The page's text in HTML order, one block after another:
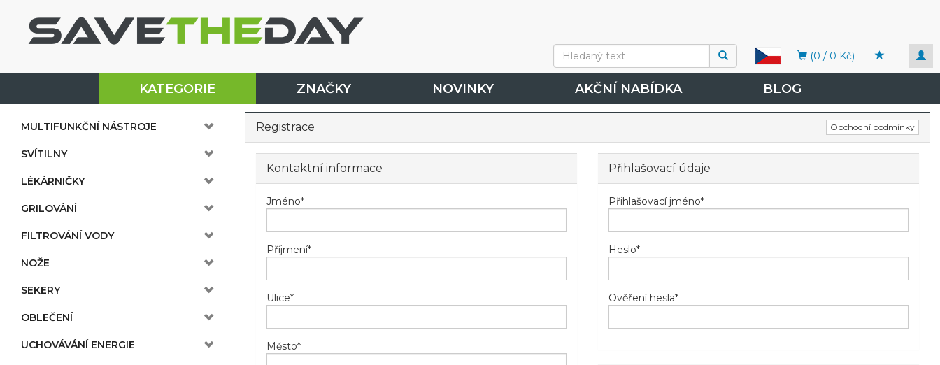
(0 / 0 Kč)
KATEGORIE ZNAČKY NOVINKY AKČNÍ NABÍDKA BLOG
MULTIFUNKČNÍ NÁSTROJE
SVÍTILNY
LÉKÁRNIČKY
GRILOVÁNÍ
FILTROVÁNÍ VODY
NOŽE
SEKERY
OBLEČENÍ
UCHOVÁVÁNÍ ENERGIE
Registrace Obchodní podmínky
Kontaktní informace
Jméno*
Příjmení*
Ulice*
Město*
Přihlašovací údaje
Přihlašovací jméno*
Heslo*
Ověření hesla*